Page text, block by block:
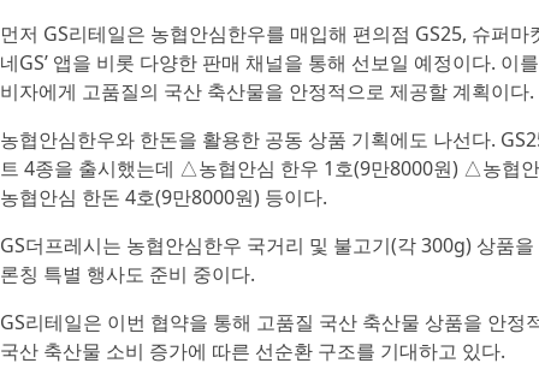
먼저 GS리테일은 농협안심한우를 매입해 편의점 GS25, 슈퍼
네GS’ 앱을 비롯 다양한 판매 채널을 통해 선보일 예정이다.
비자에게 고품질의 국산 축산물을 안정적으로 제공할 계획이다.
농협안심한우와 한돈을 활용한 공동 상품 기획에도 나선다.
트 4종을 출시했는데 △농협안심 한우 1호(9만8000원) △농협
농협안심 한돈 4호(9만8000원) 등이다.
GS더프레시는 농협안심한우 국거리 및 불고기(각 300g) 상품
론칭 특별 행사도 준비 중이다.
GS리테일은 이번 협약을 통해 고품질 국산 축산물 상품을 안
국산 축산물 소비 증가에 따른 선순환 구조를 기대하고 있다.